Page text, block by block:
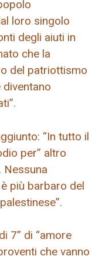
loro singolo
degli aiuti in
che la
del patriottismo
“In tutto il
per” altro
Nessuna
più barbaro del
7” di “amore
che vanno